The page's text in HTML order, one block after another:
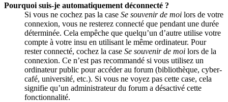
Pourquoi suis-je automatiquement déconnecté ?
Si vous ne cochez pas la case Se souvenir de moi lors de votre
connexion, vous ne resterez connecté que pendant une durée
déterminée. Cela empêche que quelqu’un d’autre utilise votre
compte à votre insu en utilisant le même ordinateur. Pour
rester connecté, cochez la case Se souvenir de moi lors de la
connexion. Ce n’est pas recommandé si vous utilisez un
ordinateur public pour accéder au forum (bibliothèque, cyber-
café, université, etc.). Si vous ne voyez pas cette case, cela
signifie qu’un administrateur du forum a désactivé cette
fonctionnalité.